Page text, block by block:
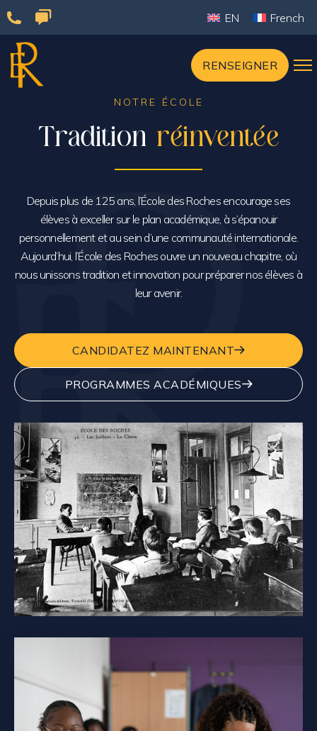
Passer
au
contenu
EN French
RENSEIGNER
NOTRE ÉCOLE
Tradition réinventée
Depuis plus de 125 ans, l’École des Roches encourage ses
élèves à exceller sur le plan académique, à s’épanouir
personnellement et au sein d’une communauté internationale.
Aujourd’hui, l’École des Roches ouvre un nouveau chapitre, où
nous unissons tradition et innovation pour préparer nos élèves à
leur avenir.
CANDIDATEZ MAINTENANT
PROGRAMMES ACADÉMIQUES